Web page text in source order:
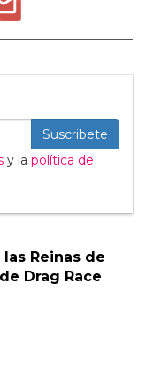
Suscribete
y la política de
las Reinas de
Drag Race